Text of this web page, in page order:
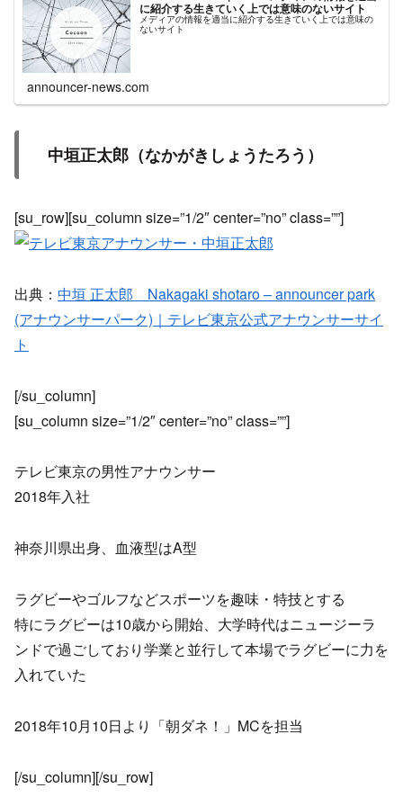
に紹介する生きていく上では意味のないサイト
メディアの情報を適当に紹介する生きていく上では意味の
ないサイト
announcer-news.com
中垣正太郎（なかがきしょうたろう）
[su_row][su_column size=”1/2″ center=”no” class=””]
出典： 中垣 正太郎 Nakagaki shotaro – announcer park
(アナウンサーパーク)｜テレビ東京公式アナウンサーサイ
ト
[/su_column]
[su_column size=”1/2″ center=”no” class=””]
テレビ東京の男性アナウンサー
2018年入社
神奈川県出身、血液型はA型
ラグビーやゴルフなどスポーツを趣味・特技とする
特にラグビーは10歳から開始、大学時代はニュージーラ
ンドで過ごしており学業と並行して本場でラグビーに力を
入れていた
2018年10月10日より「朝ダネ！」MCを担当
[/su_column][/su_row]